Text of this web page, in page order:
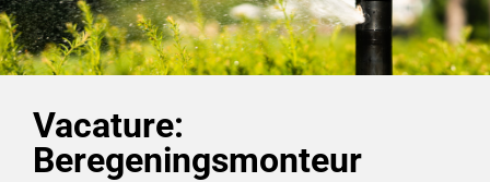
Vacature:
Beregeningsmonteur